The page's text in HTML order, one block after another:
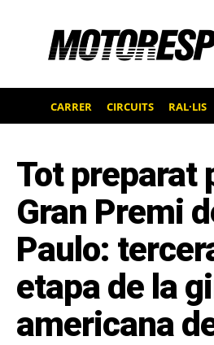
CARRER CIRCUITS RAL·LIS
Tot preparat
Gran Premi
Paulo:
etapa de la
americana